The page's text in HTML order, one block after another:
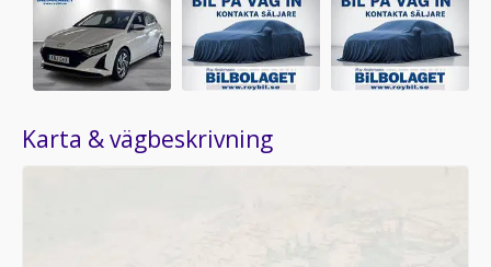
Karta & vägbeskrivning